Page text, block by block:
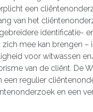
een
van het
identificatie-
mee kan brengen –
voor witwassen
van de cliënt. De
een regulier
en een